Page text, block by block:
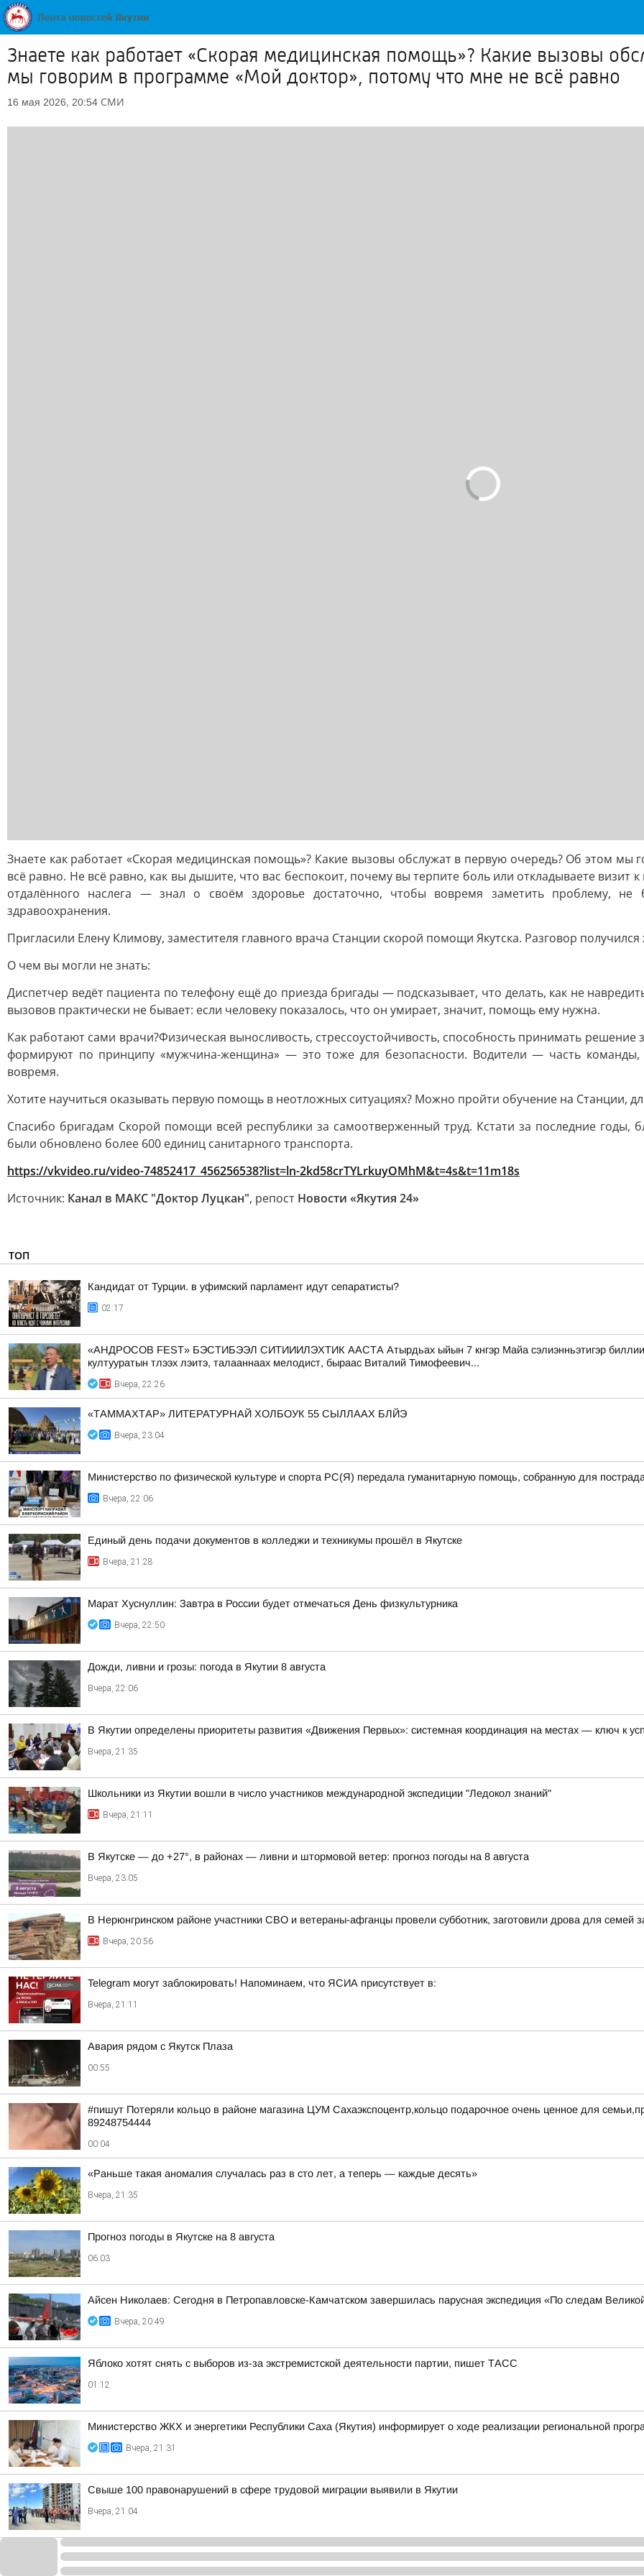
Знаете как работает «Скорая медицинская помощь»? Какие вызовы
мы говорим в программе «Мой доктор», потому что мне не всё равно
16 мая 2026, 20:54 СМИ
Знаете как работает «Скорая медицинская помощь»? Какие вызовы обслужат в первую очередь? Об этом
всё равно. Не всё равно, как вы дышите, что вас беспокоит, почему вы терпите боль или откладываете
отдалённого наслега — знал о своём здоровье достаточно, чтобы вовремя заметить проблему, не
здравоохранения.
Пригласили Елену Климову, заместителя главного врача Станции скорой помощи Якутска. Разговор
О чем вы могли не знать:
Диспетчер ведёт пациента по телефону ещё до приезда бригады — подсказывает, что делать, как не
вызовов практически не бывает: если человеку показалось, что он умирает, значит, помощь ему нужна.
Как работают сами врачи?Физическая выносливость, стрессоустойчивость, способность принимать
формируют по принципу «мужчина-женщина» — это тоже для безопасности. Водители — часть команды,
вовремя.
Хотите научиться оказывать первую помощь в неотложных ситуациях? Можно пройти обучение на Станции,
Спасибо бригадам Скорой помощи всей республики за самоотверженный труд. Кстати за последние годы,
были обновлено более 600 единиц санитарного транспорта.
https://vkvideo.ru/video-74852417_456256538?list=ln-2kd58crTYLrkuyOMhM&t=4s&t=11m18s
Источник: Канал в МАКС "Доктор Луцкан", репост Новости «Якутия 24»
ТОП
Кандидат от Турции. в уфимский парламент идут сепаратисты?
02:17
«АНДРОСОВ FEST» БЭСТИБЭЭЛ СИТИИИЛЭХТИК ААСТА Атырдьах ыйын 7 кнгэр Майа сэлиэнньэтигэр
култууратын тлээх лэитэ, талааннаах мелодист, быраас Виталий Тимофеевич...
Вчера, 22:26
«ТАММАХТАР» ЛИТЕРАТУРНАЙ ХОЛБОУК 55 СЫЛЛААХ БЛЙЭ
Вчера, 23:04
Министерство по физической культуре и спорта РС(Я) передала гуманитарную помощь, собранную для
Вчера, 22:06
Единый день подачи документов в колледжи и техникумы прошёл в Якутске
Вчера, 21:28
Марат Хуснуллин: Завтра в России будет отмечаться День физкультурника
Вчера, 22:50
Дожди, ливни и грозы: погода в Якутии 8 августа
Вчера, 22:06
В Якутии определены приоритеты развития «Движения Первых»: системная координация на местах — ключ к
Вчера, 21:35
Школьники из Якутии вошли в число участников международной экспедиции "Ледокол знаний"
Вчера, 21:11
В Якутске — до +27°, в районах — ливни и штормовой ветер: прогноз погоды на 8 августа
Вчера, 23:05
В Нерюнгринском районе участники СВО и ветераны-афганцы провели субботник, заготовили дрова для семей
Вчера, 20:56
Telegram могут заблокировать! Напоминаем, что ЯСИА присутствует в:
Вчера, 21:11
Авария рядом с Якутск Плаза
00:55
#пишут Потеряли кольцо в районе магазина ЦУМ Сахаэкспоцентр,кольцо подарочное очень ценное для
89248754444
00:04
«Раньше такая аномалия случалась раз в сто лет, а теперь — каждые десять»
Вчера, 21:35
Прогноз погоды в Якутске на 8 августа
06:03
Айсен Николаев: Сегодня в Петропавловске-Камчатском завершилась парусная экспедиция «По следам
Вчера, 20:49
Яблоко хотят снять с выборов из-за экстремистской деятельности партии, пишет ТАСС
01:12
Министерство ЖКХ и энергетики Республики Саха (Якутия) информирует о ходе реализации региональной
Вчера, 21:31
Свыше 100 правонарушений в сфере трудовой миграции выявили в Якутии
Вчера, 21:04